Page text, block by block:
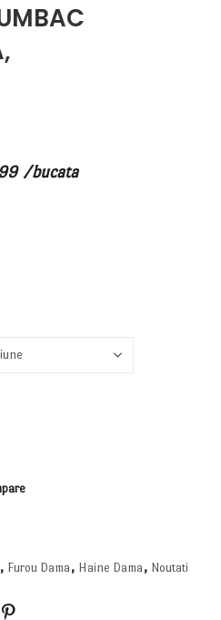
/bucata
, Furou Dama , Haine Dama , Noutati